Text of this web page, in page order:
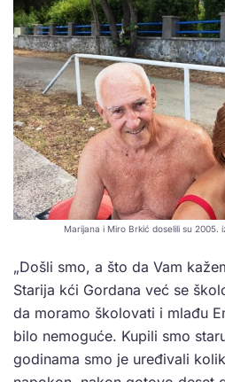
Marijana i Miro Brkić doselili su 2005.
„Došli smo, a što da Vam
Starija kći Gordana već se
da moramo školovati i mlađu
bilo nemoguće. Kupili smo
godinama smo je uređivali